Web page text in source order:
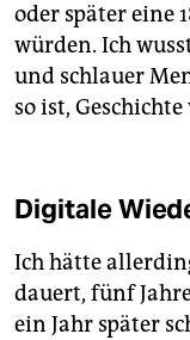
oder später eine
würden. Ich
und schlauer
so ist,
Digitale
Ich hätte
dauert, fünf
ein Jahr später